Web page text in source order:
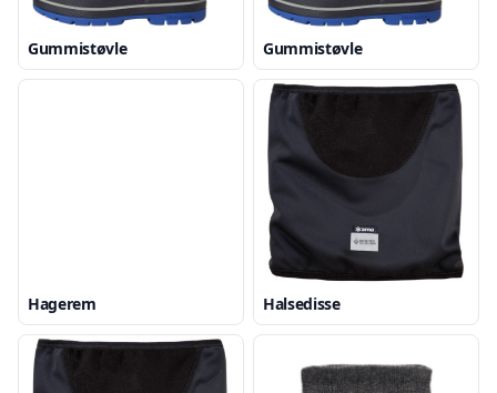
Gummistøvle Gummistøvle
Hagerem Halsedisse